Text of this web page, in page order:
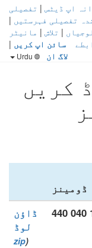
اپ ڈیٹس | تفصیلی
تفصیلی فہرستیں |
| تلاش | مانیٹر
سائن اپ کریں |
لاگ ان
کریں
ڈومینز
ڈاؤن
لوڈ
(
zip